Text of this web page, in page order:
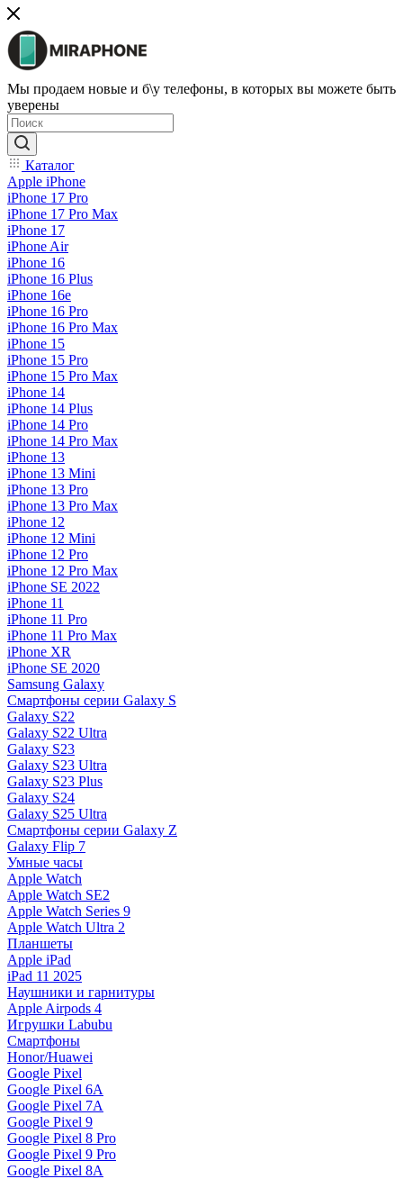
Мы продаем новые и б\у телефоны, в которых вы можете быть
уверены
Каталог
Apple iPhone
iPhone 17 Pro
iPhone 17 Pro Max
iPhone 17
iPhone Air
iPhone 16
iPhone 16 Plus
iPhone 16e
iPhone 16 Pro
iPhone 16 Pro Max
iPhone 15
iPhone 15 Pro
iPhone 15 Pro Max
iPhone 14
iPhone 14 Plus
iPhone 14 Pro
iPhone 14 Pro Max
iPhone 13
iPhone 13 Mini
iPhone 13 Pro
iPhone 13 Pro Max
iPhone 12
iPhone 12 Mini
iPhone 12 Pro
iPhone 12 Pro Max
iPhone SE 2022
iPhone 11
iPhone 11 Pro
iPhone 11 Pro Max
iPhone XR
iPhone SE 2020
Samsung Galaxy
Смартфоны серии Galaxy S
Galaxy S22
Galaxy S22 Ultra
Galaxy S23
Galaxy S23 Ultra
Galaxy S23 Plus
Galaxy S24
Galaxy S25 Ultra
Смартфоны серии Galaxy Z
Galaxy Flip 7
Умные часы
Apple Watch
Apple Watch SE2
Apple Watch Series 9
Apple Watch Ultra 2
Планшеты
Apple iPad
iPad 11 2025
Наушники и гарнитуры
Apple Airpods 4
Игрушки Labubu
Смартфоны
Honor/Huawei
Google Pixel
Google Pixel 6A
Google Pixel 7А
Google Pixel 9
Google Pixel 8 Pro
Google Pixel 9 Pro
Google Pixel 8A